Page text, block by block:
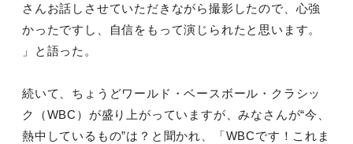
さんお話しさせていただきながら撮影したので、心強
かったですし
、自信をもって演じられたと思います。
」と語った。
続いて、ちょうどワールド・ベースボール・クラシッ
ク（WBC） が盛り上がっていますが、みなさんが“今、
熱中しているもの”は ？と聞かれ、「WBCです！これま